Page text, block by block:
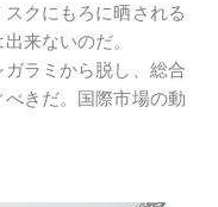
クにもろに晒される
来ないのだ。
ラミから脱し、総合
きだ。国際市場の動